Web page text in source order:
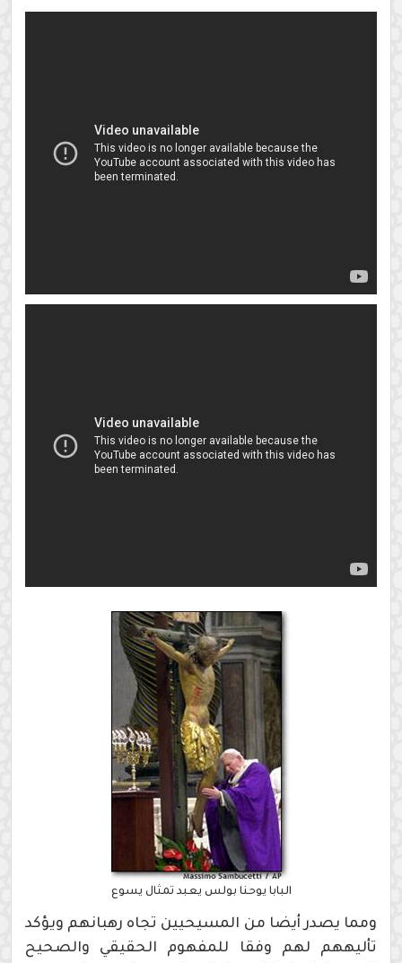
البابا يوحنا بولس يعبد تمثال يسوع
ومما يصدر أيضا من المسيحيين تجاه رهبانهم ويؤكد
تأليههم لهم وفقا للمفهوم الحقيقي والصحيح